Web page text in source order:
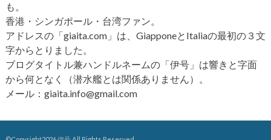
も。
香港・シンガポール・台湾ファン。
アドレスの「giaita.com」は、GiapponeとItaliaの最初の３文
字からとりました。
ブログタイトル兼ハンドルネームの「伊号」は響きと字面
から何となく（潜水艦とは関係ありません）。
メール：giaita.info@gmail.com